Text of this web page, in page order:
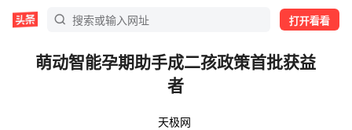
打开看看
萌动智能孕期助手成二孩政策首批获益
者
天极网